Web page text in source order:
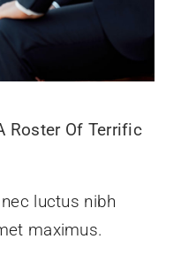
Roster Of Terrific
luctus nibh
maximus.